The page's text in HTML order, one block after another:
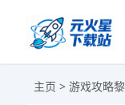
主页 > 游戏攻略